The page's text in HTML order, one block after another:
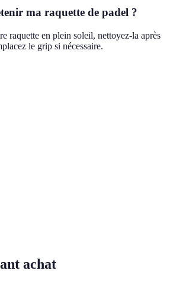
ma raquette de padel ?
raquette en plein soleil, nettoyez-la après
le grip si nécessaire.
achat